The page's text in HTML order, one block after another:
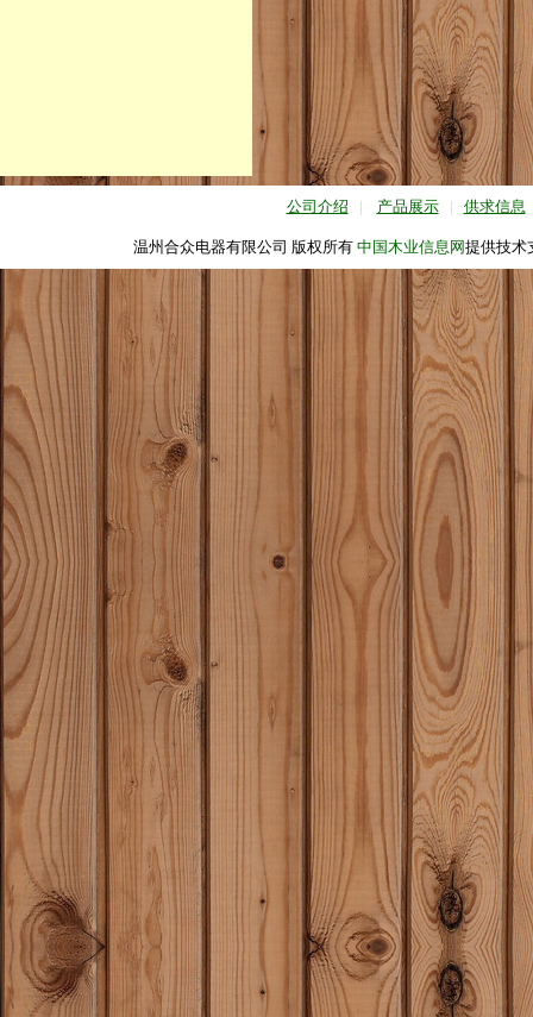
公司介绍 | 产品展示 | 供求信息
温州合众电器有限公司 版权所有 中国木业信息网提供技术